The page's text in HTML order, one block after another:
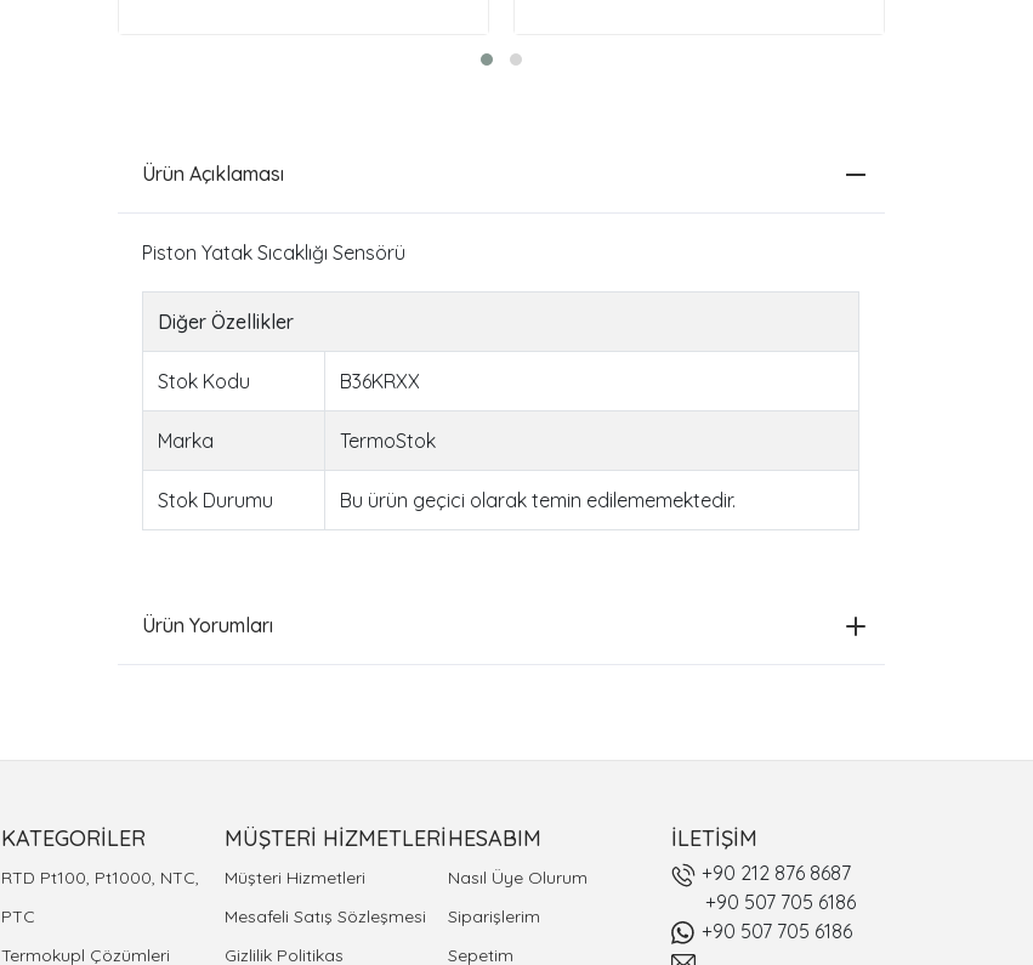
Ürün Açıklaması
Piston Yatak Sıcaklığı Sensörü
Diğer Özellikler
Stok Kodu B36KRXX
Marka TermoStok
Stok Durumu Bu ürün geçici olarak temin edilememektedir.
Ürün Yorumları
KATEGORİLER
RTD Pt100, Pt1000, NTC,
PTC
Termokupl Çözümleri
MÜŞTERİ HİZMETLERİ
Müşteri Hizmetleri
Mesafeli Satış Sözleşmesi
Gizlilik Politikas
HESABIM
Nasıl Üye Olurum
Siparişlerim
Sepetim
İLETİŞİM
+90 212 876 8687
+90 507 705 6186
+90 507 705 6186